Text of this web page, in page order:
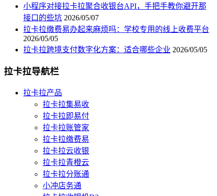
小程序对接拉卡拉聚合收银台API，手把手教你避开那
接口的些坑 2026/05/07
拉卡拉缴费易办起来麻烦吗：学校专用的线上收费平台
2026/05/05
拉卡拉跨境支付数字化方案：适合哪些企业 2026/05/05
拉卡拉导航栏
拉卡拉产品
拉卡拉集易收
拉卡拉即易付
拉卡拉账管家
拉卡拉缴费易
拉卡拉云收银
拉卡拉青橙云
拉卡拉分账通
小冲店务通